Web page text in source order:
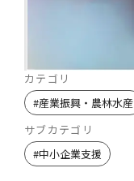
カテゴリ
#産業振興・農林水産
サブカテゴリ
#中小企業支援